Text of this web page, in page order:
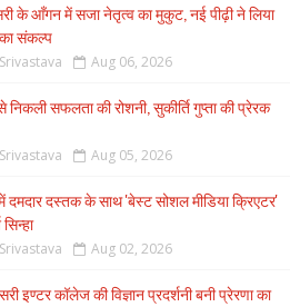
के आँगन में सजा नेतृत्व का मुकुट, नई पीढ़ी ने लिया
संकल्प
Aug 06, 2026
निकली सफलता की रोशनी, सुकीर्ति गुप्ता की प्रेरक
Aug 05, 2026
दमदार दस्तक के साथ 'बेस्ट सोशल मीडिया क्रिएटर'
Aug 02, 2026
इण्टर कॉलेज की विज्ञान प्रदर्शनी बनी प्रेरणा का